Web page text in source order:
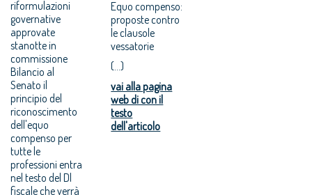
riformulazioni
governative
approvate
stanotte in
commissione
Bilancio al
Senato il
principio del
riconoscimento
dell'equo
compenso per
tutte le
professioni entra
nel testo del Dl
fiscale che verrà
Equo compenso:
proposte contro
le clausole
vessatorie
(...)
vai alla pagina
web di con il
testo
dell'articolo